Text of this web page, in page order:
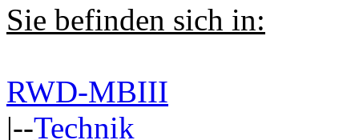
Sie befinden sich in:
RWD-MBIII
|--Technik